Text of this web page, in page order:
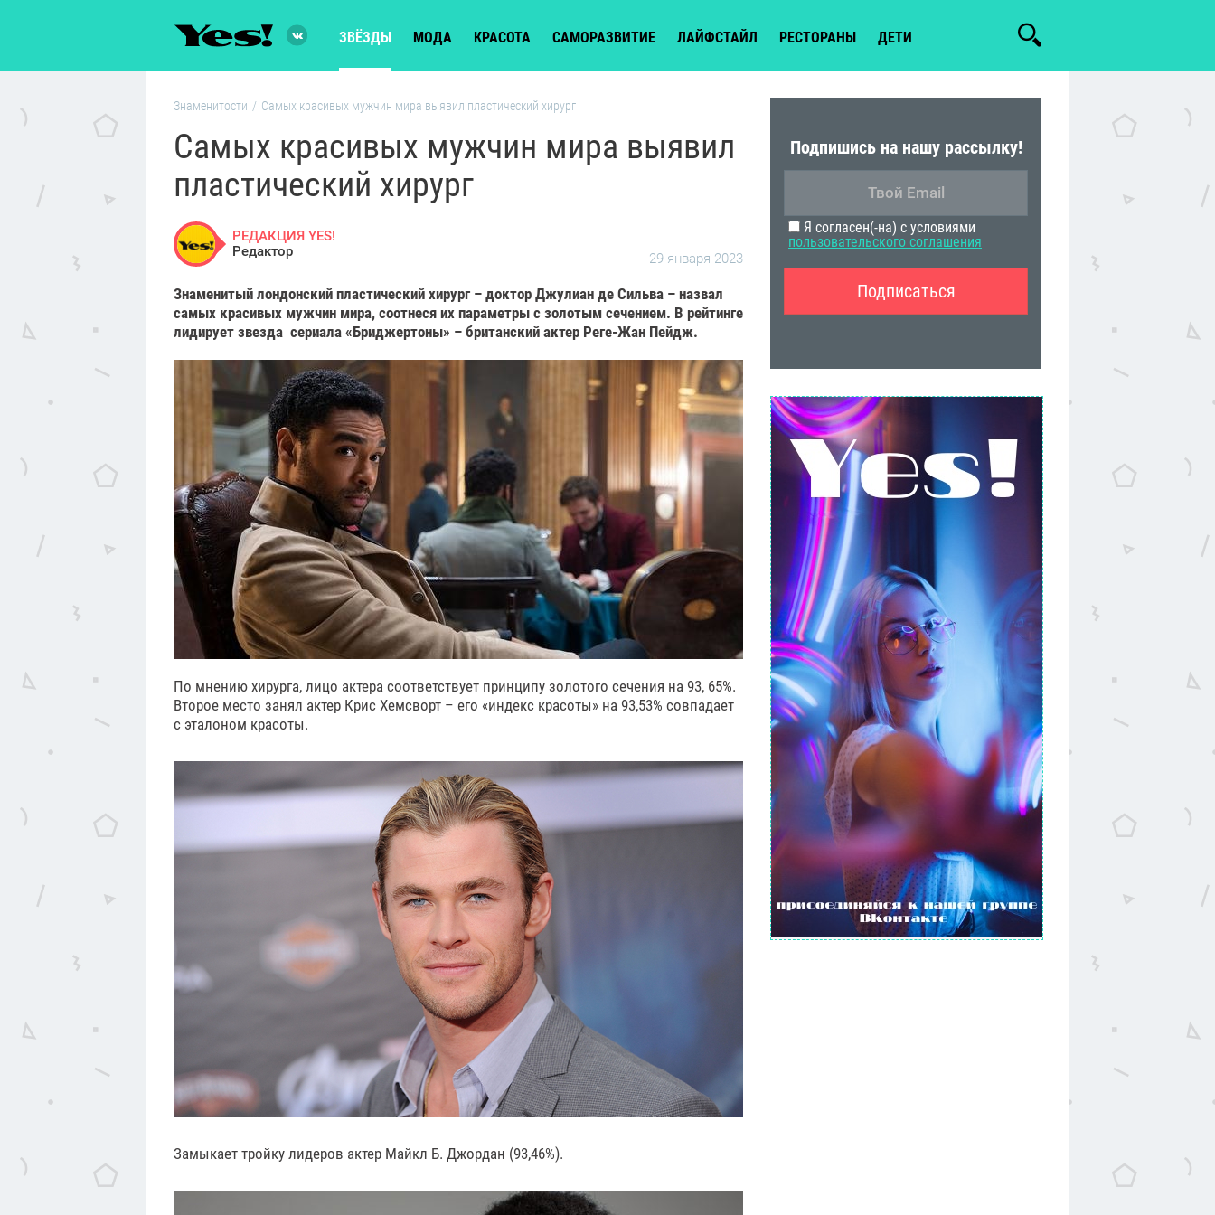
ЗВЁЗДЫ МОДА КРАСОТА САМОРАЗВИТИЕ ЛАЙФСТАЙЛ РЕСТОРАНЫ ДЕТИ
Знаменитости / Самых красивых мужчин мира выявил пластический хирург
Самых красивых мужчин мира выявил
пластический хирург
РЕДАКЦИЯ YES!
Редактор
29 января 2023
Знаменитый лондонский пластический хирург – доктор Джулиан де Сильва – назвал
самых красивых мужчин мира, соотнеся их параметры с золотым сечением. В рейтинге
лидирует звезда сериала «Бриджертоны» – британский актер Реге-Жан Пейдж.
По мнению хирурга, лицо актера соответствует принципу золотого сечения на 93, 65%.
Второе место занял актер Крис Хемсворт – его «индекс красоты» на 93,53% совпадает
с эталоном красоты.
Замыкает тройку лидеров актер Майкл Б. Джордан (93,46%).
Подпишись на нашу рассылку!
Я согласен(-на) с условиями
пользовательского соглашения